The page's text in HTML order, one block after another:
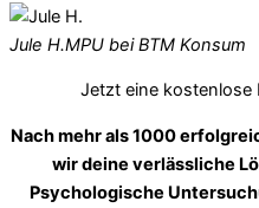
Jule H.MPU bei BTM Konsum
Jetzt eine kostenlose
Nach mehr als 1000
wir deine verlässliche
Psychologische